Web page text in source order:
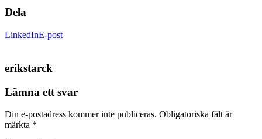
Dela
LinkedInE-post
erikstarck
Lämna ett svar
Din e-postadress kommer inte publiceras. Obligatoriska fält är
märkta *